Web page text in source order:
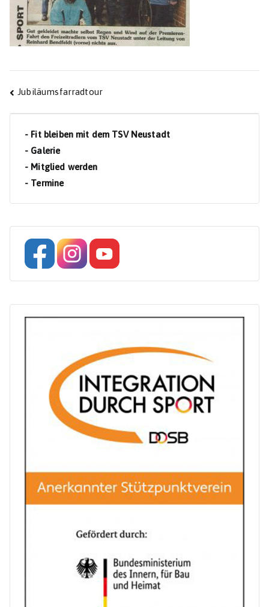
Beitragsnavigation
Jubiläumsfarradtour
- Fit bleiben mit dem TSV Neustadt
- Galerie
- Mitglied werden
- Termine